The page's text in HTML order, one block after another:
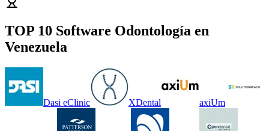
TOP 10 Software Odontología en
Venezuela
Dasi eClinic XDental axiUm